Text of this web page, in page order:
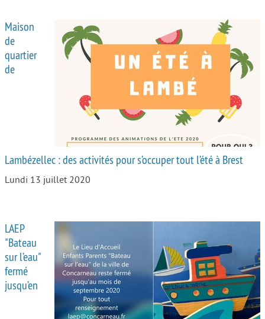
Maison
de
quartier
de
Lambézellec : des activités pour s’occuper tout l’été à Brest
Lundi 13 juillet 2020
LAEP
"Bateau
sur l’eau"
fermé
jusqu’en